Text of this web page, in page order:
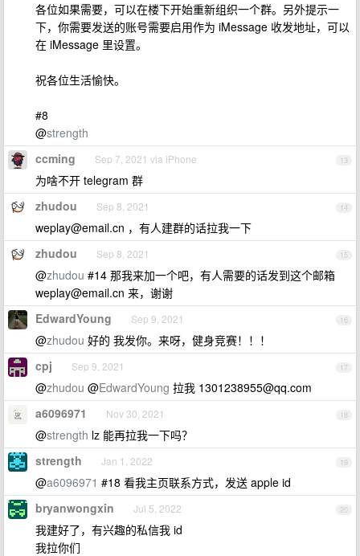
各位如果需要，可以在楼下开始重新组织一个群。另外提示一
下，你需要发送的账号需要启用作为 iMessage 收发地址，可以
在 iMessage 里设置。
祝各位生活愉快。
#8
@strength
13
ccming Sep 7, 2021 via iPhone
为啥不开 telegram 群
14
zhudou Sep 8, 2021
weplay@email.cn ，有人建群的话拉我一下
15
zhudou Sep 8, 2021
@zhudou #14 那我来加一个吧，有人需要的话发到这个邮箱
weplay@email.cn 来，谢谢
16
EdwardYoung Sep 9, 2021
@zhudou 好的 我发你。来呀，健身竞赛！！！
17
cpj Sep 9, 2021
@zhudou @EdwardYoung 拉我 1301238955@qq.com
18
a6096971 Nov 30, 2021
@strength lz 能再拉我一下吗？
19
strength Jan 1, 2022
@a6096971 #18 看我主页联系方式，发送 apple id
20
bryanwongxin Jul 5, 2022
我建好了，有兴趣的私信我 id
我拉你们